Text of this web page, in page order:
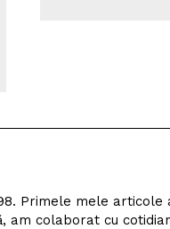
Primele mele
am colaborat cu